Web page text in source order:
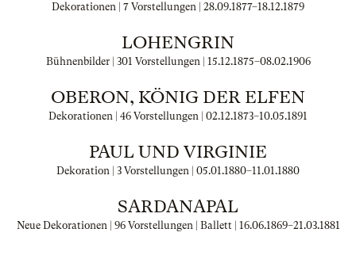
Dekorationen | 7 Vorstellungen | 28.09.1877–18.12.1879
LOHENGRIN
Bühnenbilder | 301 Vorstellungen | 15.12.1875–08.02.1906
OBERON, KÖNIG DER ELFEN
Dekorationen | 46 Vorstellungen | 02.12.1873–10.05.1891
PAUL UND VIRGINIE
Dekoration | 3 Vorstellungen | 05.01.1880–11.01.1880
SARDANAPAL
Neue Dekorationen | 96 Vorstellungen | Ballett | 16.06.1869–21.03.1881